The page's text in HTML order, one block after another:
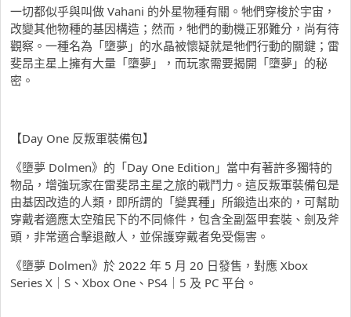
一切都似乎與叫做 Vahani 的外星物種有關。牠們穿梭於宇宙，
改變其他物種的基因構造；然而，牠們的動機正邪難分，尚有待
觀察。一種名為「墮夢」的水晶被懷疑就是牠們行動的關鍵；雷
斐昂主星上擁有大量「墮夢」，而玩家需要揭開「墮夢」的秘
密。
【Day One 反叛軍裝備包】
《墮夢 Dolmen》的「Day One Edition」當中有著許多獨特的
物品，增強玩家在雷斐昂主星之旅的戰鬥力。這反叛軍裝備包是
由基因改造的人類，即所謂的「變異種」所鍛造出來的，可幫助
穿戴者適應太空殖民下的不同條件，包含全副盔甲套裝、劍及斧
頭，非常適合擊退敵人，並保護穿戴者免受傷害。
《墮夢 Dolmen》於 2022 年 5 月 20 日發售，對應 Xbox
Series X｜S、Xbox One、PS4｜5 及 PC 平台。